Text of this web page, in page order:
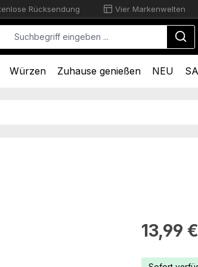
Rücksendung Vier Markenwelten
Würzen Zuhause genießen NEU
Regulärer
13,99 €